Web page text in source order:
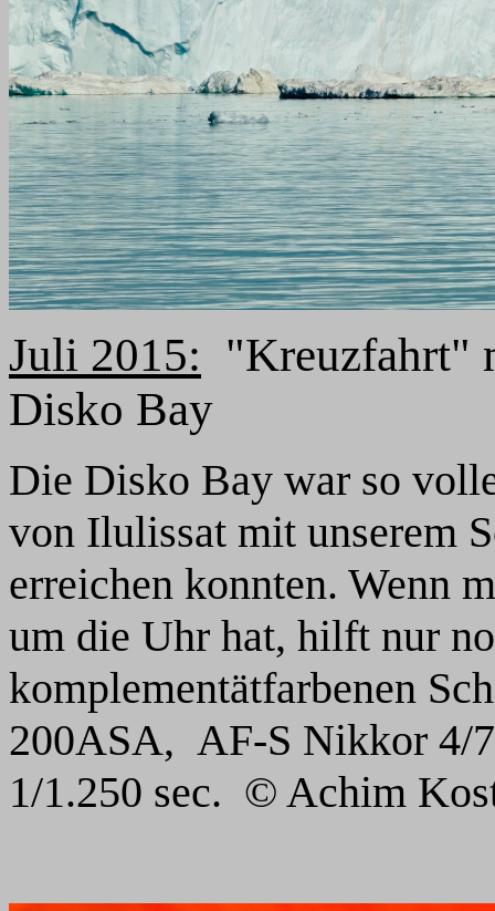
Juli 2015: "Kreuzfahrt"
Disko Bay
Die Disko Bay war so
von Ilulissat mit unserem
erreichen konnten. Wenn
um die Uhr hat, hilft nur
komplementätfarbenen
200ASA, AF-S Nikkor 4/
1/1.250 sec. © Achim